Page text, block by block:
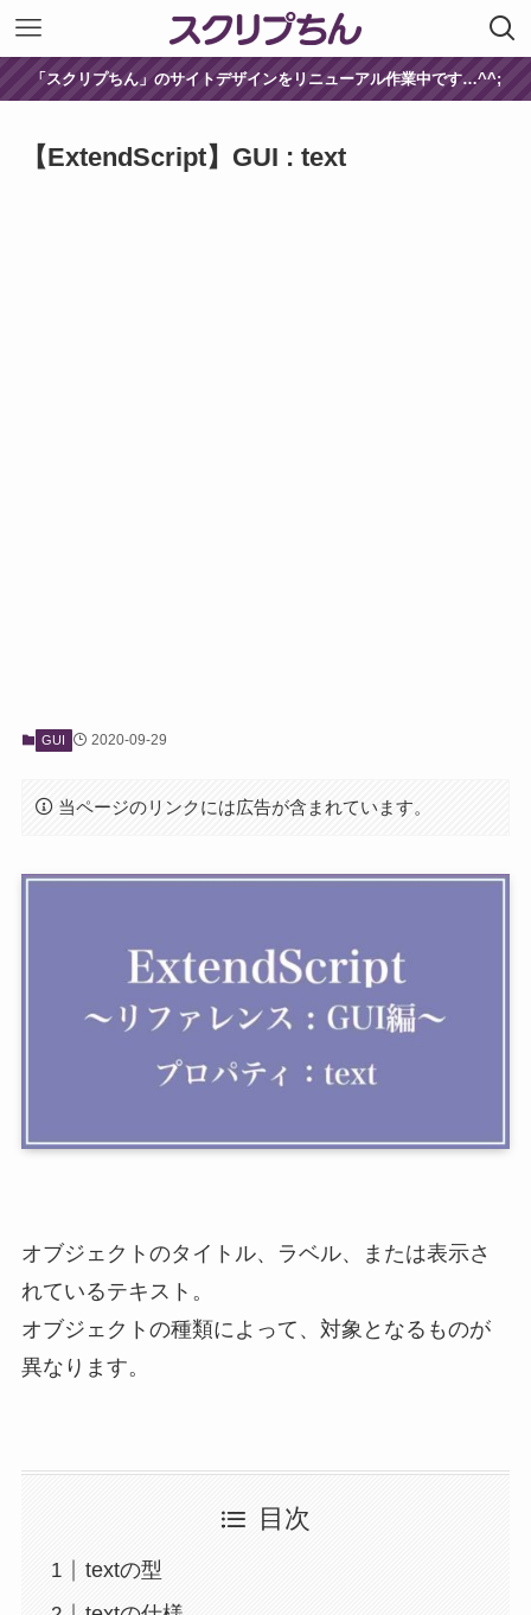
「スクリプちん」のサイトデザインをリニューアル作業中です…^^;
【ExtendScript】GUI : text
GUI 2020-09-29
当ページのリンクには広告が含まれています。
オブジェクトのタイトル、ラベル、または表示さ
れているテキスト。
オブジェクトの種類によって、対象となるものが
異なります。
目次
textの型